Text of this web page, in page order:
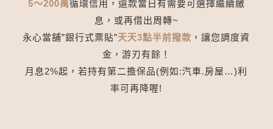
5～200萬循環信用，還款當日有需要可選擇繼續繳
息，或再借出周轉~
永心當舖”銀行式票貼”天天3點半前撥款 ，讓您調度資
金，游刃有餘！
月息2%起，若持有第二擔保品(例如:汽車.房屋…)利
率可再降喔!